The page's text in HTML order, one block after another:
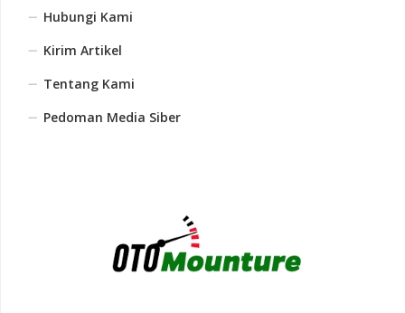
Hubungi Kami
Kirim Artikel
Tentang Kami
Pedoman Media Siber